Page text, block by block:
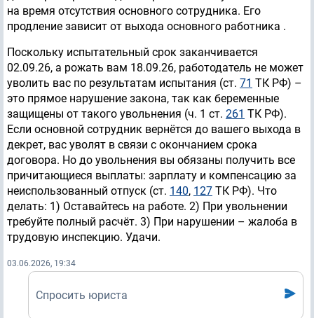
на время отсутствия основного сотрудника. Его
продление зависит от выхода основного работника .
Поскольку испытательный срок заканчивается
02.09.26, а рожать вам 18.09.26, работодатель не может
уволить вас по результатам испытания (ст. 71 ТК РФ) –
это прямое нарушение закона, так как беременные
защищены от такого увольнения (ч. 1 ст. 261 ТК РФ).
Если основной сотрудник вернётся до вашего выхода в
декрет, вас уволят в связи с окончанием срока
договора. Но до увольнения вы обязаны получить все
причитающиеся выплаты: зарплату и компенсацию за
неиспользованный отпуск (ст. 140, 127 ТК РФ). Что
делать: 1) Оставайтесь на работе. 2) При увольнении
требуйте полный расчёт. 3) При нарушении – жалоба в
трудовую инспекцию. Удачи.
03.06.2026, 19:34
Спросить юриста